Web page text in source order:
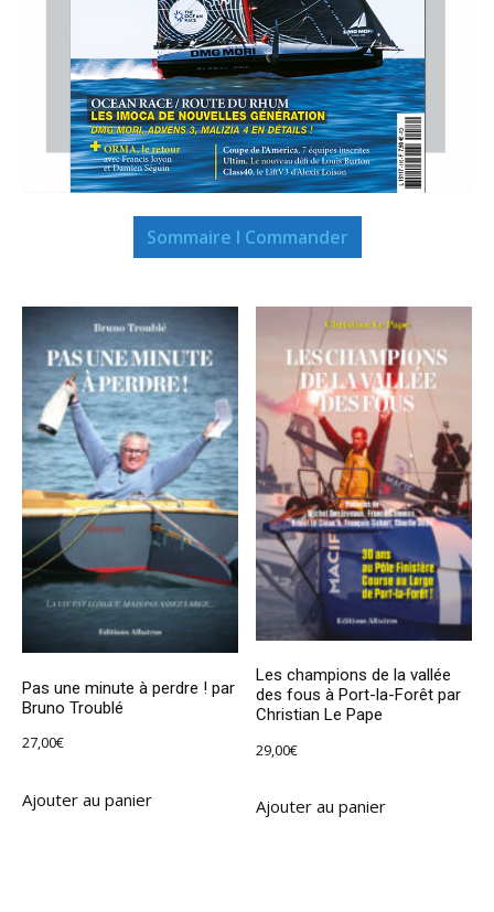
Sommaire I Commander
Pas une minute à perdre ! par
Bruno Troublé
27,00€
Ajouter au panier
Les champions de la vallée
des fous à Port-la-Forêt par
Christian Le Pape
29,00€
Ajouter au panier